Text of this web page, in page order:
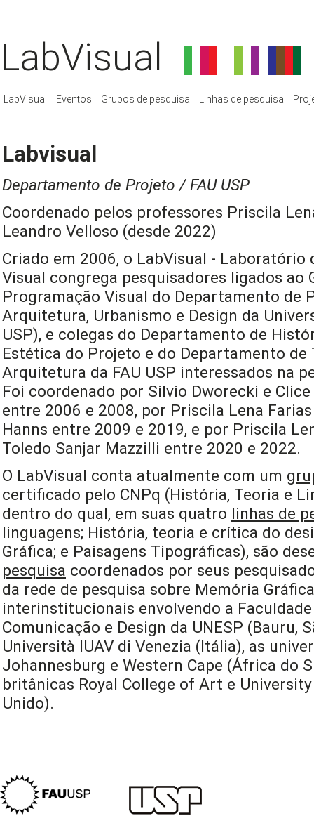
LabVisual
LabVisual Eventos Grupos de pesquisa Linhas de pesquisa
Labvisual
Departamento de Projeto / FAU USP
Coordenado pelos professores Priscila
Leandro Velloso (desde 2022)
Criado em 2006, o LabVisual - Laboratório
Visual congrega pesquisadores ligados ao
Programação Visual do Departamento de
Arquitetura, Urbanismo e Design da
USP), e colegas do Departamento de
Estética do Projeto e do Departamento de
Arquitetura da FAU USP interessados na
Foi coordenado por Silvio Dworecki e
entre 2006 e 2008, por Priscila Lena
Hanns entre 2009 e 2019, e por Priscila
Toledo Sanjar Mazzilli entre 2020 e 2022.
O LabVisual conta atualmente com um
certificado pelo CNPq (História, Teoria e
dentro do qual, em suas quatro linhas de
linguagens; História, teoria e crítica do
Gráfica; e Paisagens Tipográficas), são
pesquisa coordenados por seus
da rede de pesquisa sobre Memória
interinstitucionais envolvendo a
Comunicação e Design da UNESP (Bauru,
Università IUAV di Venezia (Itália), as
Johannesburg e Western Cape (África do
britânicas Royal College of Art e
Unido).